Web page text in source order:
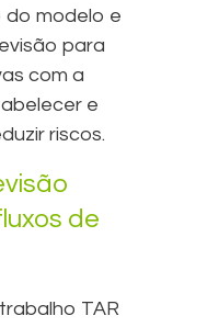
modelo e
para
com a
e
riscos.
de
TAR